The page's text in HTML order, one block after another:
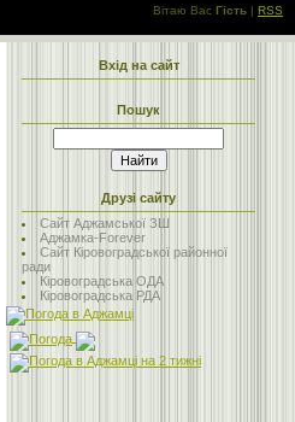
Вітаю Вас Гість | RSS
Вхід на сайт
Пошук
Друзі сайту
Сайт Аджамської ЗШ
Аджамка-Forever
Сайт Кіровоградської районної
ради
Кіровоградська ОДА
Кіровоградська РДА